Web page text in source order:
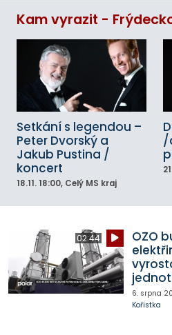
Kam vyrazit -
Setkání s legendou –
Peter Dvorský a
Jakub Pustina /
koncert
18.11. 18:00, Celý MS kraj
/
02:44
OZO
6. srpna
Kořistka